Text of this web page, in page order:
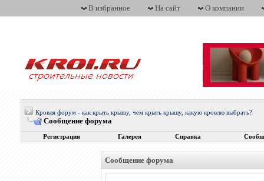
В избранное На сайт О компании
Кровля форум - как крыть крышу, чем крыть крышу, какую кровлю выбрать?
Сообщение форума
Регистрация Галерея Справка
Сообщение форума